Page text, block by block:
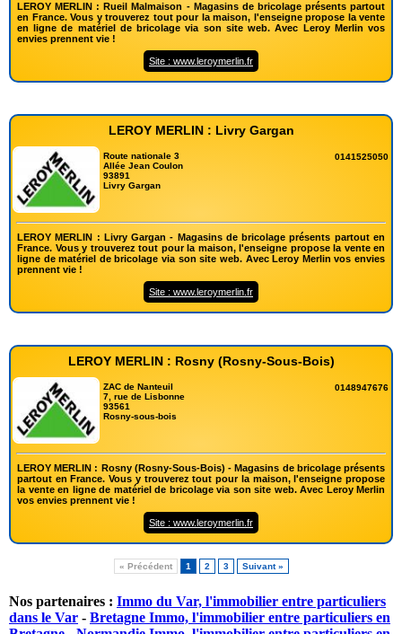
LEROY MERLIN : Rueil Malmaison - Magasins de bricolage présents partout
en France. Vous y trouverez tout pour la maison, l'enseigne propose la vente
en ligne de matériel de bricolage via son site web. Avec Leroy Merlin vos
envies prennent vie !
Site : www.leroymerlin.fr
LEROY MERLIN : Livry Gargan
Route nationale 3
Allée Jean Coulon
93891
Livry Gargan
0141525050
LEROY MERLIN : Livry Gargan - Magasins de bricolage présents partout en
France. Vous y trouverez tout pour la maison, l'enseigne propose la vente en
ligne de matériel de bricolage via son site web. Avec Leroy Merlin vos envies
prennent vie !
Site : www.leroymerlin.fr
LEROY MERLIN : Rosny (Rosny-Sous-Bois)
ZAC de Nanteuil
7, rue de Lisbonne
93561
Rosny-sous-bois
0148947676
LEROY MERLIN : Rosny (Rosny-Sous-Bois) - Magasins de bricolage présents
partout en France. Vous y trouverez tout pour la maison, l'enseigne propose
la vente en ligne de matériel de bricolage via son site web. Avec Leroy Merlin
vos envies prennent vie !
Site : www.leroymerlin.fr
« Précédent 1 2 3 Suivant »
Nos partenaires : Immo du Var, l'immobilier entre particuliers
dans le Var - Bretagne Immo, l'immobilier entre particuliers en